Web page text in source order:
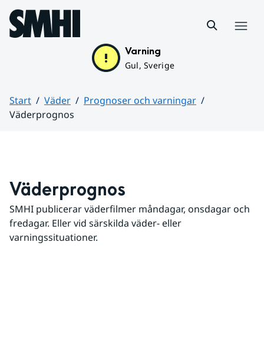
Hoppa till sidans innehåll
Varning
Gul, Sverige
Start Väder
Prognoser och varningar
Väderprognos
Väderprognos
SMHI publicerar väderfilmer måndagar, onsdagar och
fredagar. Eller vid särskilda väder- eller
varningssituationer.